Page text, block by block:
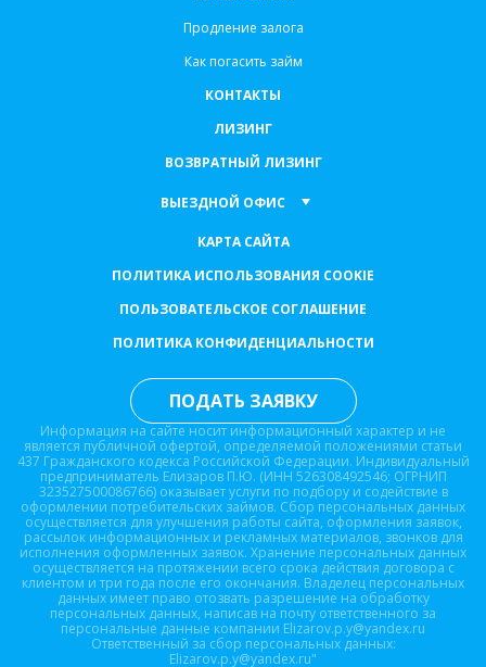
Продление залога
Как погасить займ
КОНТАКТЫ
ЛИЗИНГ
ВОЗВРАТНЫЙ ЛИЗИНГ
ВЫЕЗДНОЙ ОФИС
КАРТА САЙТА
ПОЛИТИКА ИСПОЛЬЗОВАНИЯ COOKIE
ПОЛЬЗОВАТЕЛЬСКОЕ СОГЛАШЕНИЕ
ПОЛИТИКА КОНФИДЕНЦИАЛЬНОСТИ
Информация на сайте носит информационный характер и не
является публичной офертой, определяемой положениями статьи
437 Гражданского кодекса Российской Федерации. Индивидуальный
предприниматель Елизаров П.Ю. (ИНН 526308492546; ОГРНИП
323527500086766) оказывает услуги по подбору и содействие в
оформлении потребительских займов. Сбор персональных данных
осуществляется для улучшения работы сайта, оформления заявок,
рассылок информационных и рекламных материалов, звонков для
исполнения оформленных заявок. Хранение персональных данных
осуществляется на протяжении всего срока действия договора с
клиентом и три года после его окончания. Владелец персональных
данных имеет право отозвать разрешение на обработку
персональных данных, написав на почту ответственного за
персональные данные компании Elizarov.p.y@yandex.ru
Ответственный за сбор персональных данных:
Elizarov.p.y@yandex.ru"
ПОДАТЬ ЗАЯВКУ